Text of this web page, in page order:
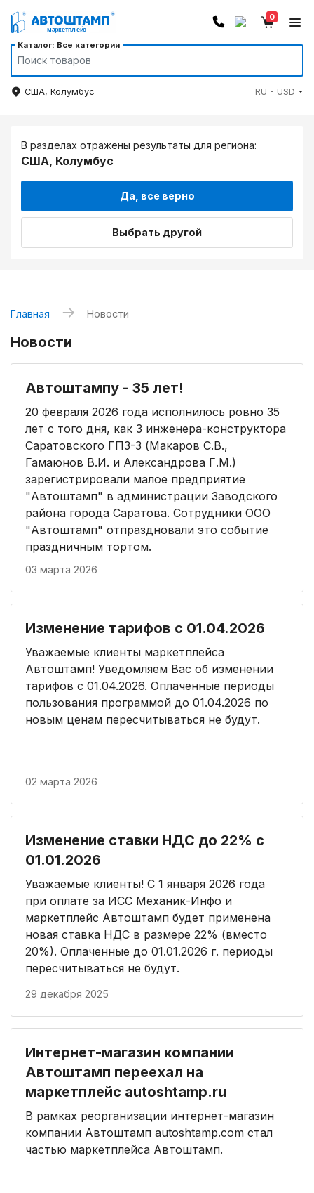
Каталог: Все категории
0
США, Колумбус RU - USD
В разделах отражены результаты для региона:
США, Колумбус
Да, все верно
Выбрать другой
Главная → Новости
Новости
Автоштампу - 35 лет!
20 февраля 2026 года исполнилось ровно 35
лет с того дня, как 3 инженера-конструктора
Саратовского ГПЗ-3 (Макаров С.В.,
Гамаюнов В.И. и Александрова Г.М.)
зарегистрировали малое предприятие
"Автоштамп" в администрации Заводского
района города Саратова. Сотрудники ООО
"Автоштамп" отпраздновали это событие
праздничным тортом.
03 марта 2026
Изменение тарифов с 01.04.2026
Уважаемые клиенты маркетплейса
Автоштамп! Уведомляем Вас об изменении
тарифов с 01.04.2026. Оплаченные периоды
пользования программой до 01.04.2026 по
новым ценам пересчитываться не будут.
02 марта 2026
Изменение ставки НДС до 22% с
01.01.2026
Уважаемые клиенты! С 1 января 2026 года
при оплате за ИСС Механик-Инфо и
маркетплейс Автоштамп будет применена
новая ставка НДС в размере 22% (вместо
20%). Оплаченные до 01.01.2026 г. периоды
пересчитываться не будут.
29 декабря 2025
Интернет-магазин компании
Автоштамп переехал на
маркетплейс autoshtamp.ru
В рамках реорганизации интернет-магазин
компании Автоштамп autoshtamp.com стал
частью маркетплейса Автоштамп.